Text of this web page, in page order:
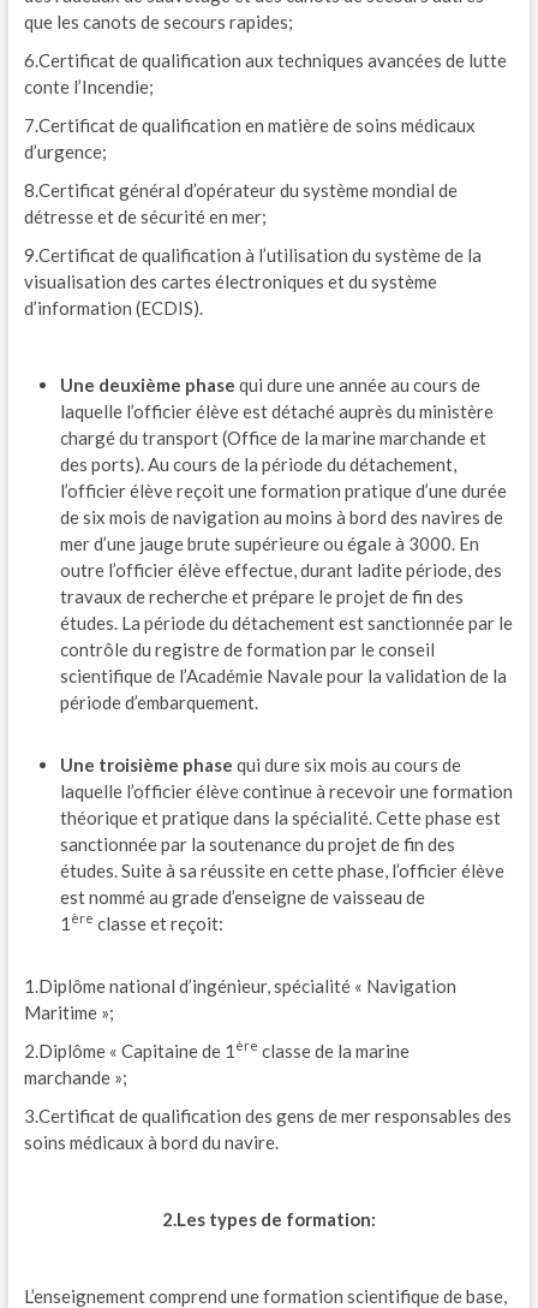
que les canots de secours rapides;
6.Certificat de qualification aux techniques avancées de lutte
conte l’Incendie;
7.Certificat de qualification en matière de soins médicaux
d’urgence;
8.Certificat général d’opérateur du système mondial de
détresse et de sécurité en mer;
9.Certificat de qualification à l’utilisation du système de la
visualisation des cartes électroniques et du système
d’information (ECDIS).
Une deuxième phase qui dure une année au cours de
laquelle l’officier élève est détaché auprès du ministère
chargé du transport (Office de la marine marchande et
des ports). Au cours de la période du détachement,
l’officier élève reçoit une formation pratique d’une durée
de six mois de navigation au moins à bord des navires de
mer d’une jauge brute supérieure ou égale à 3000. En
outre l’officier élève effectue, durant ladite période, des
travaux de recherche et prépare le projet de fin des
études. La période du détachement est sanctionnée par le
contrôle du registre de formation par le conseil
scientifique de l’Académie Navale pour la validation de la
période d’embarquement.
Une troisième phase qui dure six mois au cours de
laquelle l’officier élève continue à recevoir une formation
théorique et pratique dans la spécialité. Cette phase est
sanctionnée par la soutenance du projet de fin des
études. Suite à sa réussite en cette phase, l’officier élève
est nommé au grade d’enseigne de vaisseau de
1 ère classe et reçoit:
1.Diplôme national d’ingénieur, spécialité « Navigation
Maritime »;
2.Diplôme « Capitaine de 1 ère classe de la marine
marchande »;
3.Certificat de qualification des gens de mer responsables des
soins médicaux à bord du navire.
2.Les types de formation:
L’enseignement comprend une formation scientifique de base,